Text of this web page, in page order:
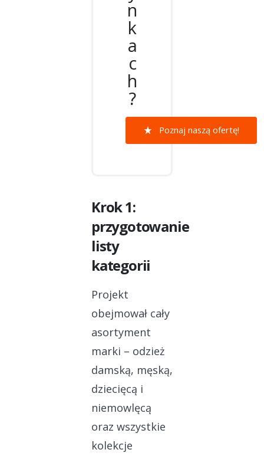
n
k
a
c
h
?
Poznaj naszą ofertę!
Krok 1:
przygotowanie
listy
kategorii
Projekt
obejmował cały
asortyment
marki – odzież
damską, męską,
dziecięcą i
niemowlęcą
oraz wszystkie
kolekcje